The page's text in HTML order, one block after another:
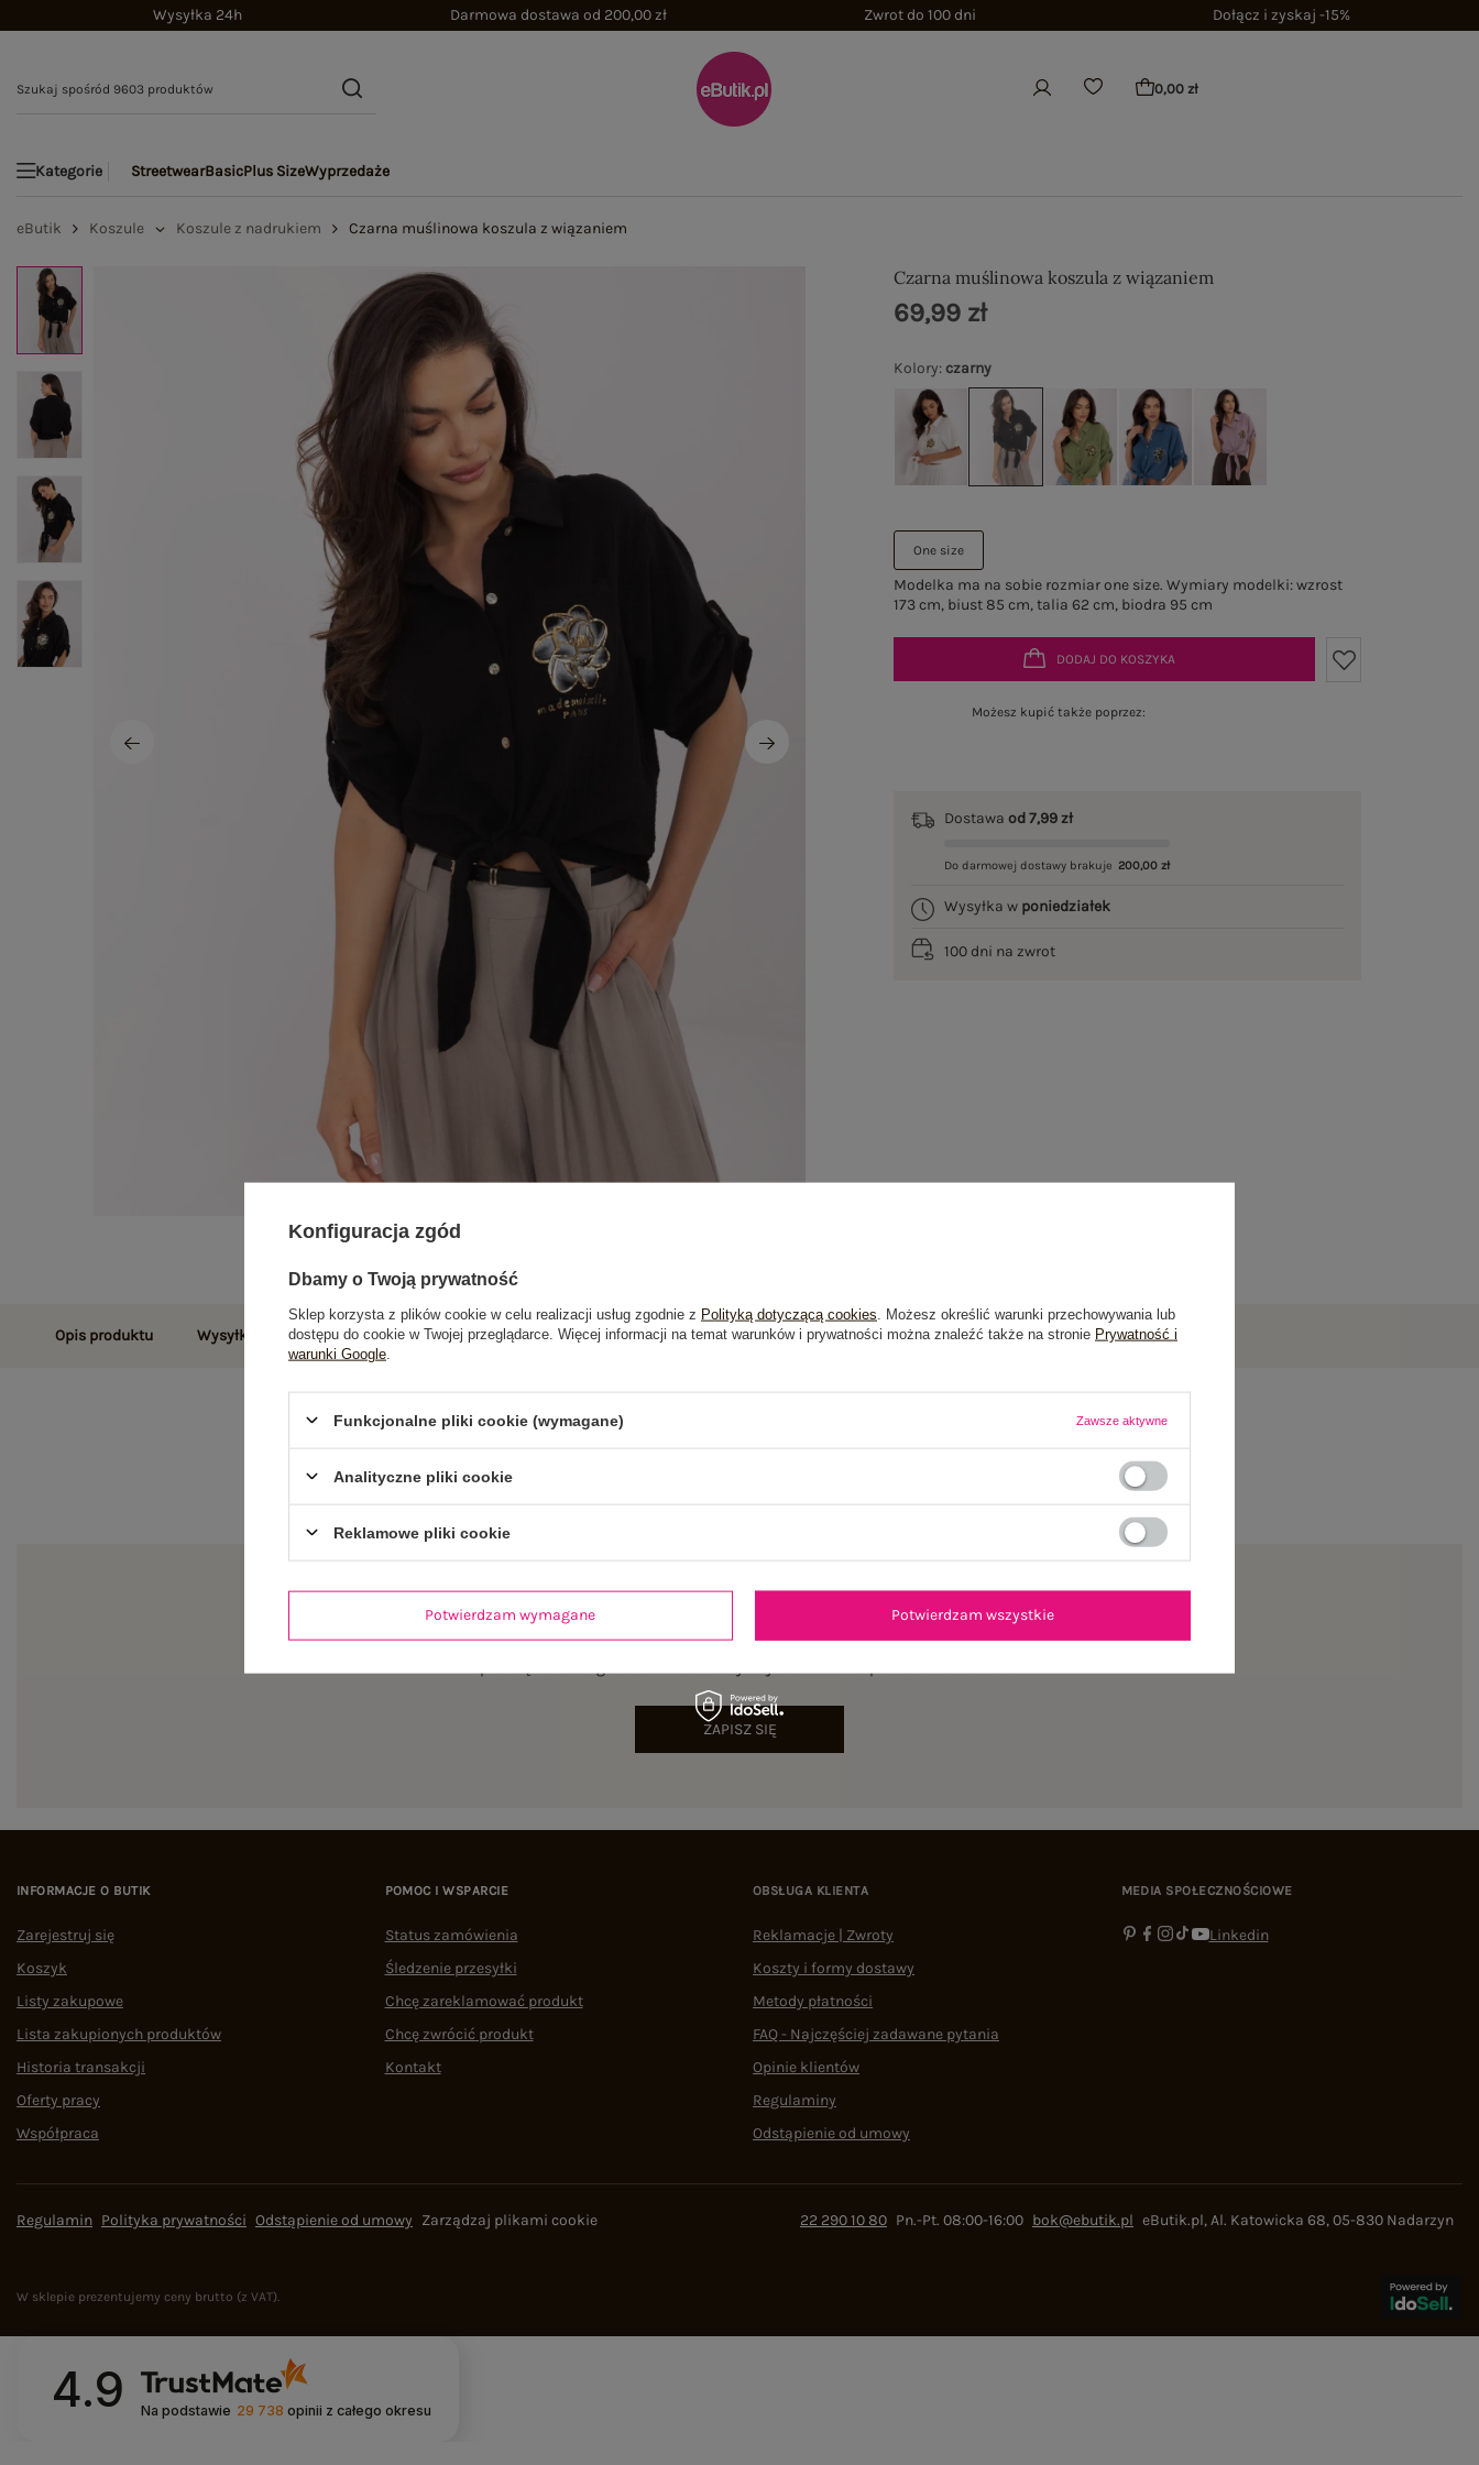
Wysyłka 24h Darmowa dostawa od 200,00 zł Zwrot do 100 dni Dołącz i zyskaj -15%
0,00 zł
Kategorie StreetwearBasicPlus SizeWyprzedaże
eButik Koszule Koszule z nadrukiem Czarna muślinowa koszula z wiązaniem
Czarna muślinowa koszula z wiązaniem
Kolory: czarny
One size
Modelka ma na sobie rozmiar one size. Wymiary modelki: wzrost
173 cm, biust 85 cm, talia 62 cm, biodra 95 cm
69,99 zł
DODAJ DO KOSZYKA
Możesz kupić także poprzez:
Dostawaod 7,99 zł
Do darmowej dostawy brakuje 200,00 zł
Wysyłka w poniedziałek
100 dni na zwrot
Opis produktu Wysyłka i dostawa Zwroty i reklamacje Opinie o produkcie(0)
ZAPISZ SIĘ
INFORMACJE O BUTIK
Zarejestruj się
Koszyk
Listy zakupowe
Lista zakupionych produktów
Historia transakcji
Oferty pracy
Współpraca
POMOC I WSPARCIE
Status zamówienia
Śledzenie przesyłki
Chcę zareklamować produkt
Chcę zwrócić produkt
Kontakt
OBSŁUGA KLIENTA
Reklamacje | Zwroty
Koszty i formy dostawy
Metody płatności
FAQ - Najczęściej zadawane pytania
Opinie klientów
Regulaminy
Odstąpienie od umowy
MEDIA SPOŁECZNOŚCIOWE
Linkedin
Regulamin Polityka prywatności Odstąpienie od umowy Zarządzaj plikami cookie 22 290 10 80 Pn.-Pt. 08:00-16:00 bok@ebutik.pl eButik.pl,Al. Katowicka 68,05-830 Nadarzyn
W sklepie prezentujemy ceny brutto (z VAT).
4.9 Na podstawie 29 738 opinii z całego okresu
Konfiguracja zgód
Dbamy o Twoją prywatność
Sklep korzysta z plików cookie w celu realizacji usług zgodnie z Polityką dotyczącą cookies . Możesz określić warunki przechowywania lub
dostępu do cookie w Twojej przeglądarce. Więcej informacji na temat warunków i prywatności można znaleźć także na stronie Prywatność i
warunki Google
Funkcjonalne pliki cookie (wymagane) Zawsze aktywne
Analityczne pliki cookie
Reklamowe pliki cookie
Potwierdzam wymagane Potwierdzam wszystkie